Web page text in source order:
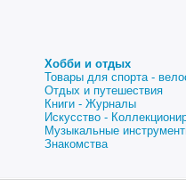
Хобби и отдых
Товары для спорта -
Отдых и путешествия
Книги - Журналы
Искусство -
Музыкальные
Знакомства